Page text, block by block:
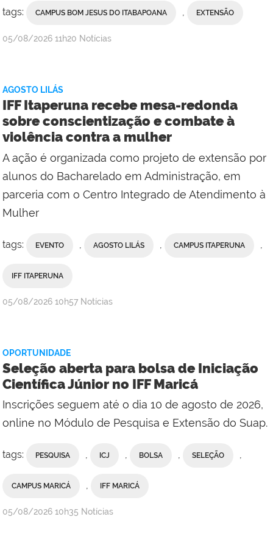
tags: CAMPUS BOM JESUS DO ITABAPOANA , EXTENSÃO
por
Social
do
Campus
Bom
Jesus
Itabapoana
publicado
05/08/2026 11h20 Notícias
AGOSTO LILÁS
IFF Itaperuna recebe mesa-redonda
sobre conscientização e combate à
violência contra a mulher
A ação é organizada como projeto de extensão por
alunos do Bacharelado em Administração, em
parceria com o Centro Integrado de Atendimento à
Mulher
tags: EVENTO AGOSTO LILÁS CAMPUS ITAPERUNA
IFF ITAPERUNA
por
da
Comunicação
Social
do
Campus
publicado
05/08/2026 10h57 Notícias
OPORTUNIDADE
Seleção aberta para bolsa de Iniciação
Científica Júnior no IFF Maricá
Inscrições seguem até o dia 10 de agosto de 2026,
online no Módulo de Pesquisa e Extensão do Suap.
tags: PESQUISA , ICJ , BOLSA , SELEÇÃO ,
CAMPUS MARICÁ , IFF MARICÁ
por
publicado
05/08/2026 10h35 Notícias